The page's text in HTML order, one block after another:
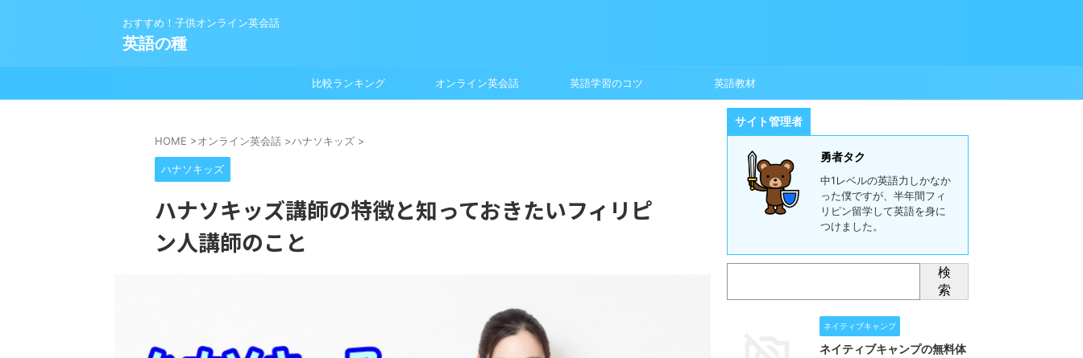
おすすめ！子供オンライン英会話
英語の種
比較ランキング オンライン英会話 英語学習のコツ 英語教材
HOME >オンライン英会話 >ハナソキッズ >
ハナソキッズ
ハナソキッズ講師の特徴と知っておきたいフィリピ
ン人講師のこと
サイト管理者
勇者タク
中1レベルの英語力しかなか
った僕ですが、半年間フィ
リピン留学して英語を身に
つけました。
検
索
ネイティブキャンプ
ネイティブキャンプの無料体